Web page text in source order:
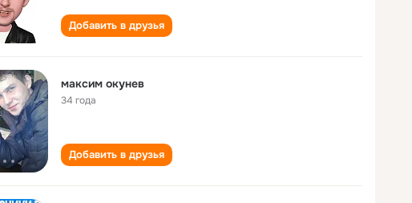
Добавить в друзья
максим окунев
34 года
Добавить в друзья